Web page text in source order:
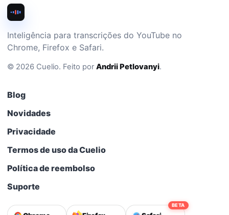
Inteligência para transcrições do YouTube no
Chrome, Firefox e Safari.
© 2026 Cuelio. Feito por Andrii Petlovanyi.
Blog
Novidades
Privacidade
Termos de uso da Cuelio
Política de reembolso
Suporte
BETA